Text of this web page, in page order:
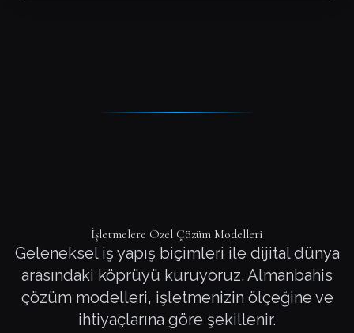
İşletmelere Özel Çözüm Modelleri
Geleneksel iş yapış biçimleri ile dijital dünya
arasındaki köprüyü kuruyoruz. Almanbahis
çözüm modelleri, işletmenizin ölçeğine ve
ihtiyaçlarına göre şekillenir.